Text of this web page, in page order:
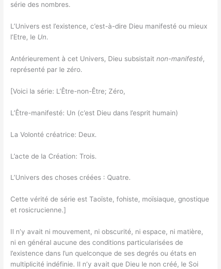
série des nombres.
L’Univers est l’existence, c’est-à-dire Dieu manifesté ou mieux
l’Etre, le Un.
Antérieurement à cet Univers, Dieu subsistait non-manifesté,
représenté par le zéro.
[Voici la série: L’Être-non-Être; Zéro,
L’Être-manifesté: Un (c’est Dieu dans l’esprit humain)
La Volonté créatrice: Deux.
L’acte de la Création: Trois.
L’Univers des choses créées : Quatre.
Cette vérité de série est Taoïste, fohiste, moïsiaque, gnostique
et rosicrucienne.]
Il n’y avait ni mouvement, ni obscurité, ni espace, ni matière,
ni en général aucune des conditions particularisées de
l’existence dans l’un quelconque de ses degrés ou états en
multiplicité indéfinie. Il n’y avait que Dieu le non créé, le Soi